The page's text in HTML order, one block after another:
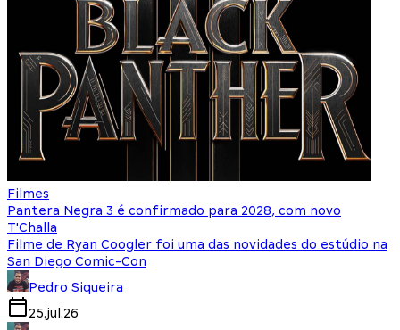
Filmes
Pantera Negra 3 é confirmado para 2028, com novo
T'Challa
Filme de Ryan Coogler foi uma das novidades do estúdio na
San Diego Comic-Con
Pedro Siqueira
25.jul.26